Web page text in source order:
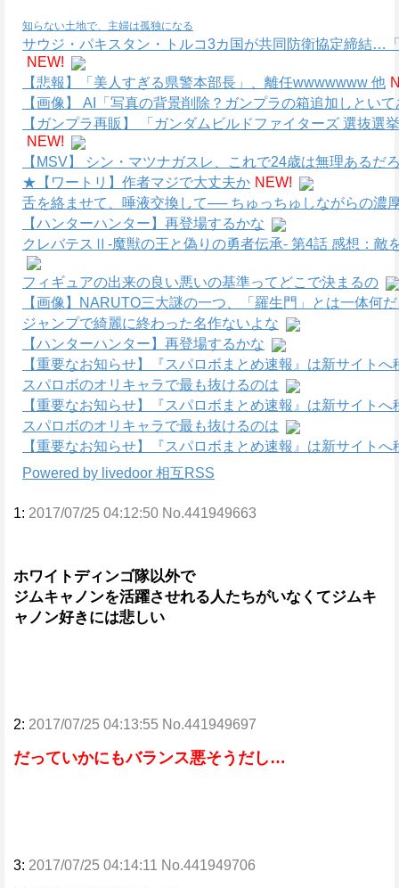
知らない土地で、主婦は孤独になる
サウジ・パキスタン・トルコ3カ国が共同防衛協定締結…
NEW!
【悲報】「美人すぎる県警本部長」、離任wwwwwww 他
【画像】 AI「写真の背景削除？ガンプラの箱追加しとい
【ガンプラ再販】 「ガンダムビルドファイターズ 選抜選
NEW!
【MSV】 シン・マツナガスレ、これで24歳は無理あるだ
★【ワートリ】作者マジで大丈夫か NEW!
舌を絡ませて、唾液交換して── ちゅっちゅしながらの濃
【ハンターハンター】再登場するかな
クレバテスⅡ-魔獣の王と偽りの勇者伝承- 第4話 感想：敵
フィギュアの出来の良い悪いの基準ってどこで決まるの
【画像】NARUTO三大謎の一つ、「羅生門」とは一体何
ジャンプで綺麗に終わった名作ないよな
【ハンターハンター】再登場するかな
【重要なお知らせ】『スパロボまとめ速報』は新サイトへ
スパロボのオリキャラで最も抜けるのは
【重要なお知らせ】『スパロボまとめ速報』は新サイトへ
スパロボのオリキャラで最も抜けるのは
【重要なお知らせ】『スパロボまとめ速報』は新サイトへ
Powered by livedoor 相互RSS
1: 2017/07/25 04:12:50 No.441949663
ホワイトディンゴ隊以外で
ジムキャノンを活躍させれる人たちがいなくてジムキ
ャノン好きには悲しい
2: 2017/07/25 04:13:55 No.441949697
だっていかにもバランス悪そうだし…
3: 2017/07/25 04:14:11 No.441949706